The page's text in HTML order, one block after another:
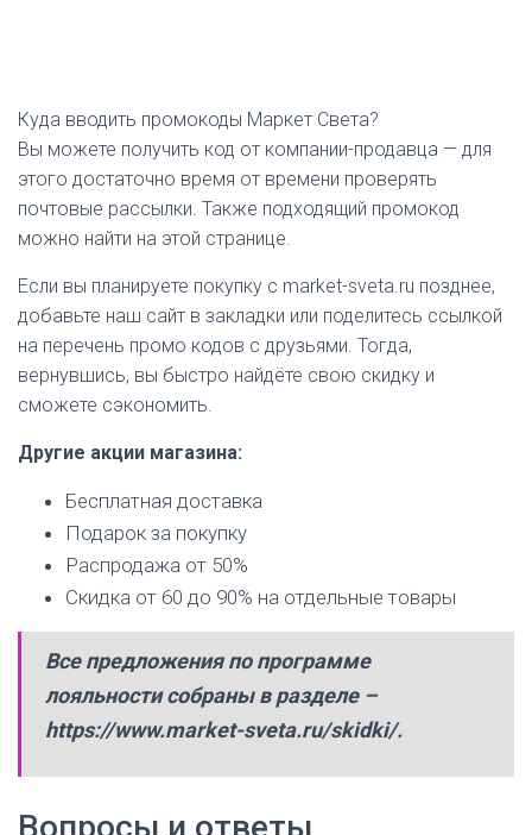
Куда вводить промокоды Маркет Света?
Вы можете получить код от компании-продавца — для
этого достаточно время от времени проверять
почтовые рассылки. Также подходящий промокод
можно найти на этой странице.
Если вы планируете покупку с market-sveta.ru позднее,
добавьте наш сайт в закладки или поделитесь ссылкой
на перечень промо кодов с друзьями. Тогда,
вернувшись, вы быстро найдёте свою скидку и
сможете сэкономить.
Другие акции магазина:
Бесплатная доставка
Подарок за покупку
Распродажа от 50%
Скидка от 60 до 90% на отдельные товары
Все предложения по программе
лояльности собраны в разделе –
https://www.market-sveta.ru/skidki/.